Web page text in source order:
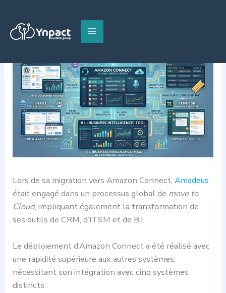
contenu
Lors de sa migration vers Amazon Connect,Amadeus
était engagé dans un processus global de move to
Cloud, impliquant également la transformation de
ses outils de CRM, d’ITSM et de B.I.
Le déploiement d’Amazon Connect a été réalisé avec
une rapidité supérieure aux autres systèmes,
nécessitant son intégration avec cinq systèmes
distincts :